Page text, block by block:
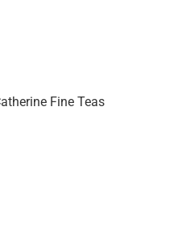
Fine Teas